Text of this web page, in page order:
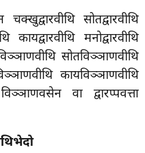
सोतद्वारवीथि
कायद्वारवीथि मनोद्वारवीथि
सोतविञ्ञाणवीथि
कायविञ्ञाणवीथि
वा द्वारप्पवत्ता